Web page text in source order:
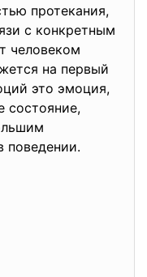
протекания,
с конкретным
человеком
на первый
это эмоция,
состояние,
поведении.